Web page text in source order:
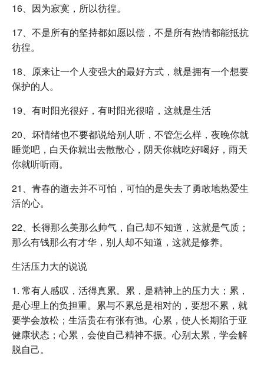
16、因为寂寞，所以彷徨。
17、不是所有的坚持都如愿以偿，不是所有热情都能抵抗
彷徨。
18、原来让一个人变强大的最好方式，就是拥有一个想要
保护的人。
19、有时阳光很好，有时阳光很暗，这就是生活
20、坏情绪也不要都说给别人听，不管怎么样，夜晚你就
睡觉吧，白天你就出去散散心，阴天你就吃好喝好，雨天
你就听听雨。
21、青春的逝去并不可怕，可怕的是失去了勇敢地热爱生
活的心。
22、长得那么美那么帅气，自己却不知道，这就是气质；
那么有钱那么有才华，别人却不知道，这就是修养。
生活压力大的说说
1. 常有人感叹，活得真累。累，是精神上的压力大；累，
是心理上的负担重。累与不累总是相对的，要想不累，就
要学会放松；生活贵在有张有弛。心累，使人长期陷于亚
健康状态；心累，会使自己精神不振。心别太累，学会解
脱自己。